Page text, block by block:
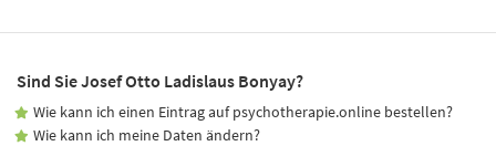
Sind Sie Josef Otto Ladislaus Bonyay?
Wie kann ich einen Eintrag auf psychotherapie.online bestellen?
Wie kann ich meine Daten ändern?